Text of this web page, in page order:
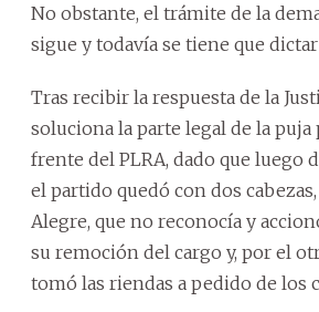
No obstante, el trámite de la
sigue y todavía se tiene que
Tras recibir la respuesta de la
soluciona la parte legal de la puja
frente del PLRA, dado que luego
el partido quedó con dos
Alegre, que no reconocía y
su remoción del cargo y, por el
tomó las riendas a pedido de los